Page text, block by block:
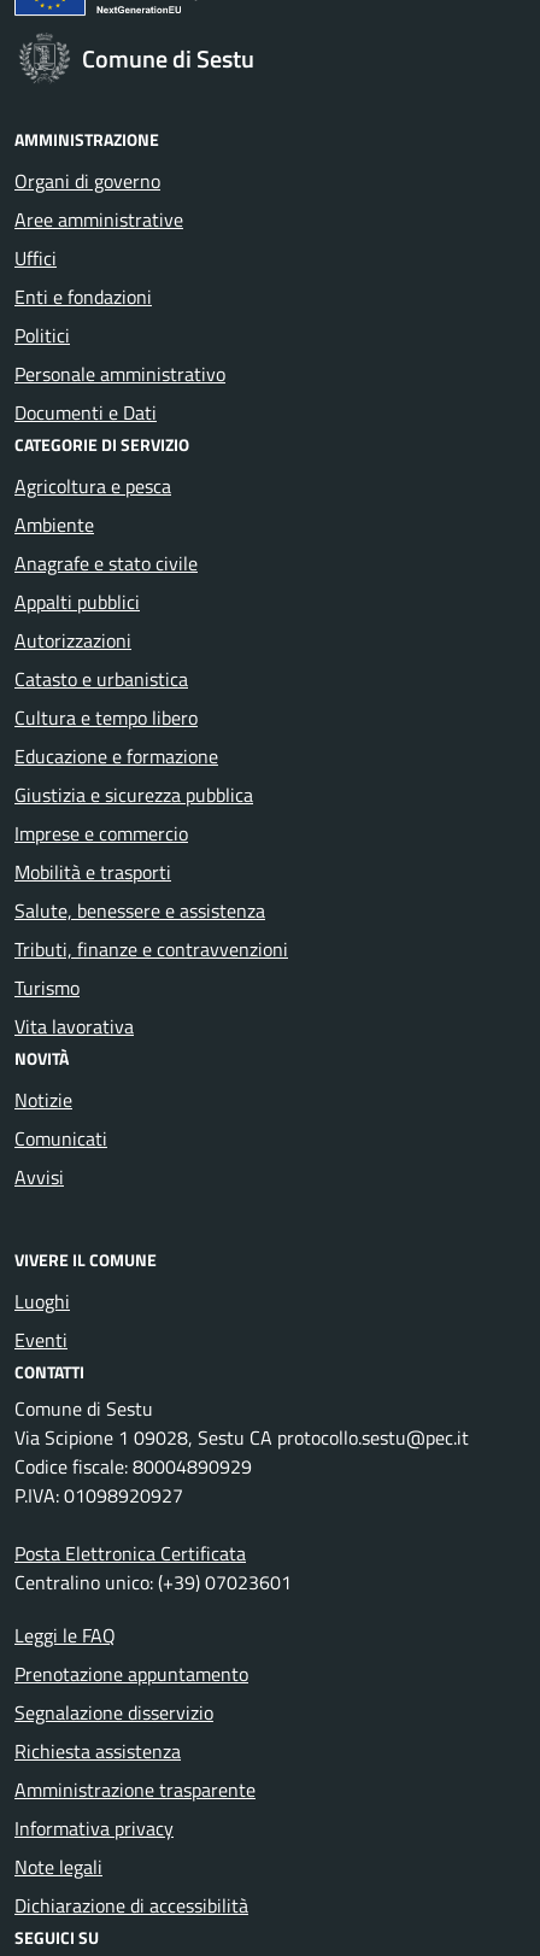
Comune di Sestu
AMMINISTRAZIONE
Organi di governo
Aree amministrative
Uffici
Enti e fondazioni
Politici
Personale amministrativo
Documenti e Dati
CATEGORIE DI SERVIZIO
Agricoltura e pesca
Ambiente
Anagrafe e stato civile
Appalti pubblici
Autorizzazioni
Catasto e urbanistica
Cultura e tempo libero
Educazione e formazione
Giustizia e sicurezza pubblica
Imprese e commercio
Mobilità e trasporti
Salute, benessere e assistenza
Tributi, finanze e contravvenzioni
Turismo
Vita lavorativa
NOVITÀ
Notizie
Comunicati
Avvisi
VIVERE IL COMUNE
Luoghi
Eventi
CONTATTI
Comune di Sestu
Via Scipione 1 09028, Sestu CA protocollo.sestu@pec.it
Codice fiscale: 80004890929
P.IVA: 01098920927
Posta Elettronica Certificata
Centralino unico: (+39) 07023601
Leggi le FAQ
Prenotazione appuntamento
Segnalazione disservizio
Richiesta assistenza
Amministrazione trasparente
Informativa privacy
Note legali
Dichiarazione di accessibilità
SEGUICI SU